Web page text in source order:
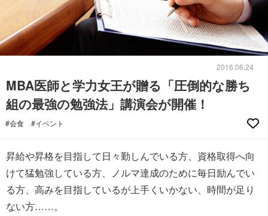
2016.06.24
MBA医師と学力女王が贈る「圧倒的な勝ち
組の最強の勉強法」講演会が開催！
#会食 #イベント
昇給や昇格を目指して日々勤しんでいる方、資格取得へ向
けて猛勉強している方、ノルマ達成のために毎日励んでい
る方、高みを目指しているが上手くいかない、時間が足り
ない方……。